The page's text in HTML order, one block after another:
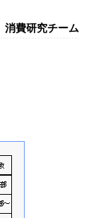
消費研究チーム